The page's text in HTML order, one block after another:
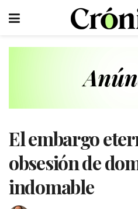
El embargo
obsesión de
indomable